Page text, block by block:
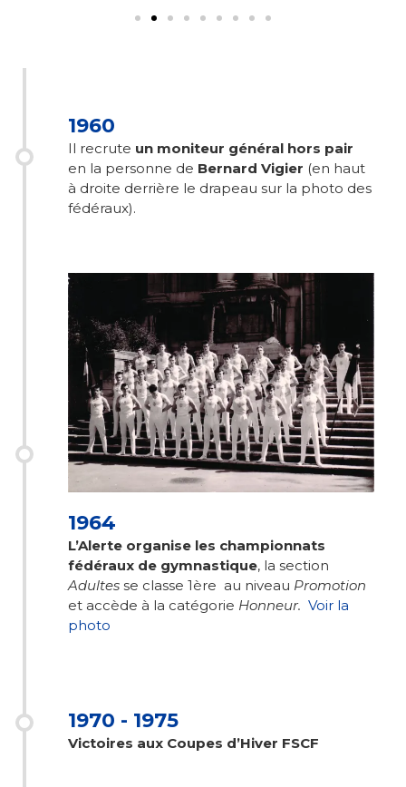
1960
Il recrute un moniteur général hors pair
en la personne de Bernard Vigier (en haut
à droite derrière le drapeau sur la photo des
fédéraux).
1964
L’Alerte organise les championnats
fédéraux de gymnastique, la section
Adultes se classe 1ère au niveau Promotion
et accède à la catégorie Honneur. Voir la
photo
1970 - 1975
Victoires aux Coupes d’Hiver FSCF